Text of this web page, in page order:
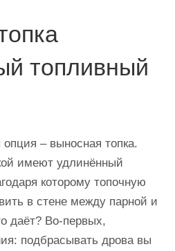
топливный
– выносная топка.
имеют удлинённый
которому топочную
в стене между парной и
даёт? Во-первых,
подбрасывать дрова вы